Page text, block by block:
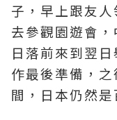
子，早上跟友
去參觀園遊會，
日落前來到翌
作最後準備，
間，日本仍然